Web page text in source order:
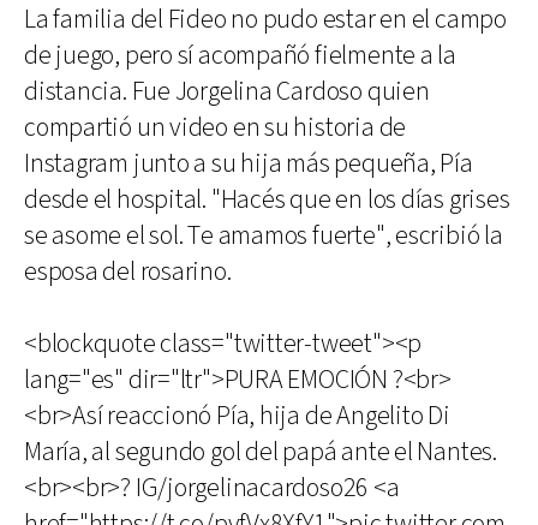
La familia del Fideo no pudo estar en el campo
de juego, pero sí acompañó fielmente a la
distancia. Fue Jorgelina Cardoso quien
compartió un video en su historia de
Instagram junto a su hija más pequeña, Pía
desde el hospital. "Hacés que en los días grises
se asome el sol. Te amamos fuerte", escribió la
esposa del rosarino.
<blockquote class="twitter-tweet"><p
lang="es" dir="ltr">PURA EMOCIÓN ?<br>
<br>Así reaccionó Pía, hija de Angelito Di
María, al segundo gol del papá ante el Nantes.
<br><br>? IG/jorgelinacardoso26 <a